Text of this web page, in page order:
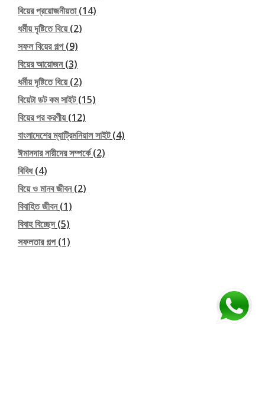
বিয়ের প্রয়োজনীয়তা(14)
ধর্মীয় দৃষ্টিতে বিয়ে(2)
সফল বিয়ের গল্প(9)
বিয়ের আয়োজন(3)
ধর্মীয় দৃষ্টিতে বিয়ে(2)
বিয়েটা ডট কম সাইট(15)
বিয়ের পর করণীয়(12)
বাংলাদেশের ম্যাট্রিমনিয়াল সাইট(4)
ঈমানদার নারীদের সম্পর্কে(2)
বিবিধ(4)
বিয়ে ও মানব জীবন(2)
বিবাহিত জীবন(1)
বিবাহ বিচ্ছেদ(5)
সফলতার গল্প(1)